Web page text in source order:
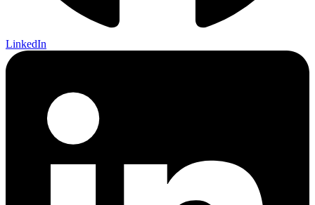
LinkedIn